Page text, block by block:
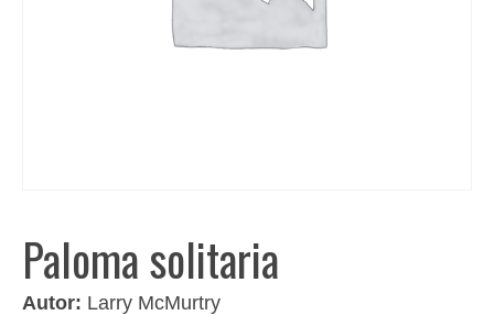
Paloma solitaria
Autor: Larry McMurtry